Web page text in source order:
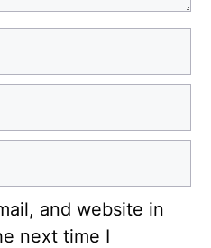
and website in
next time I